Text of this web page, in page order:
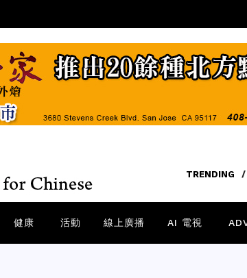
TRENDING /
健康 活動 線上廣播 AI 電視